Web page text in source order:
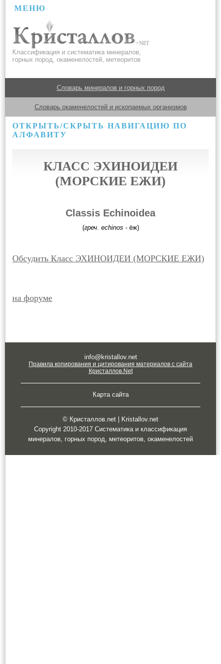
МЕНЮ
Классификация и систематика минералов,
горных пород, окаменелостей, метеоритов
Словарь минералов и горных пород
Словарь окаменелостей и ископаемых организмов
ОТКРЫТЬ/СКРЫТЬ НАВИГАЦИЮ ПО
АЛФАВИТУ
КЛАСС ЭХИНОИДЕИ
(МОРСКИЕ ЕЖИ)
Classis Echinoidea
(греч. echinos - ёж)
Обсудить Класс ЭХИНОИДЕИ (МОРСКИЕ ЕЖИ)
на форуме
info@kristallov.net
Правила копирования и цитирования материалов с сайта
Кристаллов.Net
Карта сайта
© Кристаллов.net | Kristallov.net
Copyright 2010-2017 Систематика и классификация
минералов, горных пород, метеоритов, окаменелостей